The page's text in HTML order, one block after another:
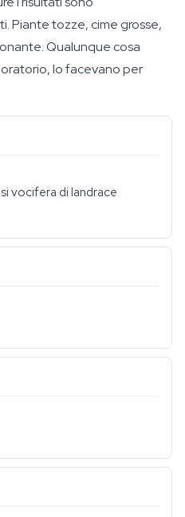
Piante tozze, cime grosse,
Qualunque cosa
lo facevano per
vocifera di landrace